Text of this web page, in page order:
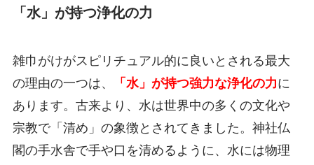
「水」が持つ浄化の力
雑巾がけがスピリチュアル的に良いとされる最大
の理由の一つは、
「水」が持つ強力な浄化の力に
あります。古来より、水は世界中の多くの文化や
宗教で「清め」の象徴とされてきました。神社仏
閣の手水舎で手や口を清めるように、水には物理